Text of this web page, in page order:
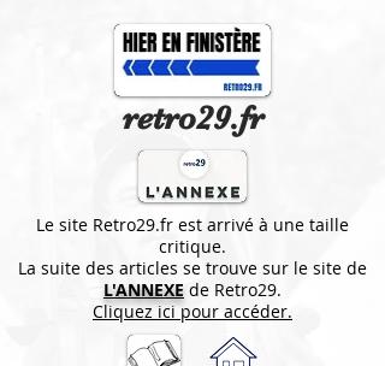
retro29.fr
Le site Retro29.fr est arrivé à une taille
critique.
La suite des articles se trouve sur le site de
L'ANNEXE de Retro29.
Cliquez ici pour accéder.